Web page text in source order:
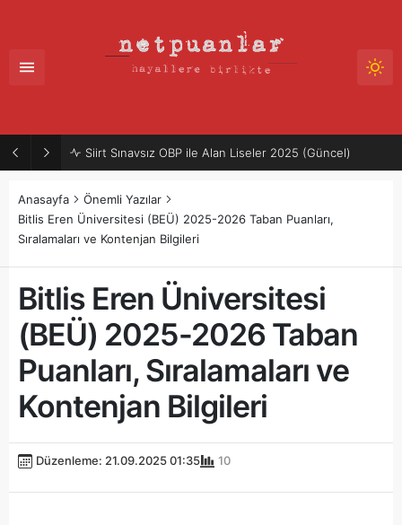
Mütercim Atama Puanları 2025-2026 | Merkezi Atama
Anasayfa
Önemli Yazılar
Bitlis Eren Üniversitesi (BEÜ) 2025-2026 Taban Puanları,
Sıralamaları ve Kontenjan Bilgileri
Bitlis Eren Üniversitesi
(BEÜ) 2025-2026 Taban
Puanları, Sıralamaları ve
Kontenjan Bilgileri
Düzenleme: 21.09.2025 01:35 10